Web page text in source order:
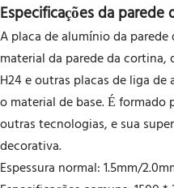
Especificações da
A placa de alumínio da
material da parede da cortina,
H24 e outras placas de liga
o material de base. É
outras tecnologias, e sua
decorativa.
Espessura normal: 1.5mm/